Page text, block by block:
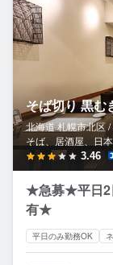
そば切り 黒む
北海道 札幌市北区 /
そば、居酒屋、日
3.46
★急募★平日2
有★
平日のみ勤務OK